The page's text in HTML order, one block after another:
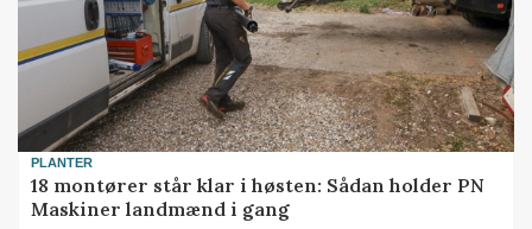
PLANTER
18 montører står klar i høsten: Sådan holder PN
Maskiner landmænd i gang